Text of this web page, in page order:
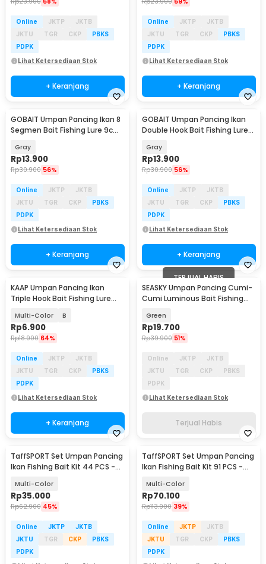
Online JKTP
JKTB
JKTU
TGR CKP
PBKS
PDPK
Lihat Ketersediaan Stok
+ Keranjang
Online JKTP
JKTB
JKTU
TGR CKP
PBKS
PDPK
Lihat Ketersediaan Stok
+ Keranjang
GOBAIT Umpan Pancing Ikan 8
Segmen Bait Fishing Lure 9cm
Gray
Rp13.900
Rp30.900 56%
Online JKTP
JKTB
JKTU
TGR CKP
PBKS
PDPK
Lihat Ketersediaan Stok
+ Keranjang
GOBAIT Umpan Pancing Ikan
Double Hook Bait Fishing Lure
Gray
Rp13.900
Rp30.900 56%
Online JKTP
JKTB
JKTU
TGR CKP
PBKS
PDPK
Lihat Ketersediaan Stok
+ Keranjang
KAAP Umpan Pancing Ikan
Triple Hook Bait Fishing Lure
Multi-Color B
Rp6.900
Rp18.900 64%
Online JKTP
JKTB
JKTU
TGR CKP
PBKS
PDPK
Lihat Ketersediaan Stok
+ Keranjang
TERJUAL HABIS
SEASKY Umpan Pancing Cumi-
Cumi Luminous Bait Fishing
Green
Rp19.700
Rp39.900 51%
Online JKTP
JKTB
JKTU
TGR CKP
PBKS
PDPK
Lihat Ketersediaan Stok
Terjual Habis
TaffSPORT Set Umpan Pancing
Ikan Fishing Bait Kit 44 PCS -
Multi-Color
Rp35.000
Rp62.900 45%
Online JKTP
JKTB
JKTU
TGR CKP
PBKS
PDPK
TaffSPORT Set Umpan Pancing
Ikan Fishing Bait Kit 91 PCS -
Multi-Color
Rp70.100
Rp113.900 39%
Online JKTP
JKTB
JKTU
TGR CKP
PBKS
PDPK